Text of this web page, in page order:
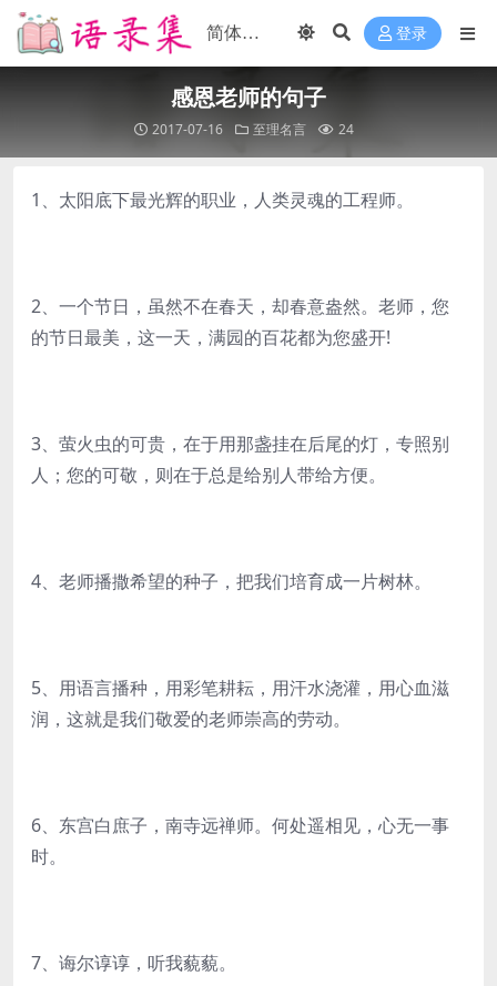
登录
感恩老师的句子
2017-07-16 至理名言 24
1、太阳底下最光辉的职业，人类灵魂的工程师。
2、一个节日，虽然不在春天，却春意盎然。老师，您
的节日最美，这一天，满园的百花都为您盛开!
3、萤火虫的可贵，在于用那盏挂在后尾的灯，专照别
人；您的可敬，则在于总是给别人带给方便。
4、老师播撒希望的种子，把我们培育成一片树林。
5、用语言播种，用彩笔耕耘，用汗水浇灌，用心血滋
润，这就是我们敬爱的老师崇高的劳动。
6、东宫白庶子，南寺远禅师。何处遥相见，心无一事
时。
7、诲尔谆谆，听我藐藐。